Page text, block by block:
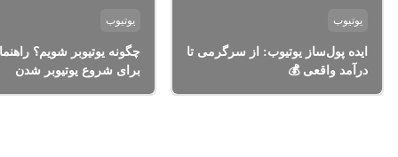
یوتیوب: از سرگرمی تا
💰
چگونه یوتیوبر شویم؟ راهنمای کامل
برای شروع یوتیوبر شدن